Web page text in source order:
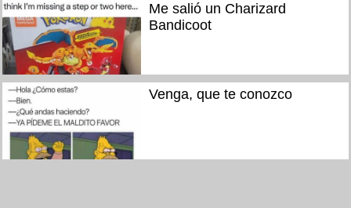
Me salió un Charizard
Bandicoot
Venga, que te conozco